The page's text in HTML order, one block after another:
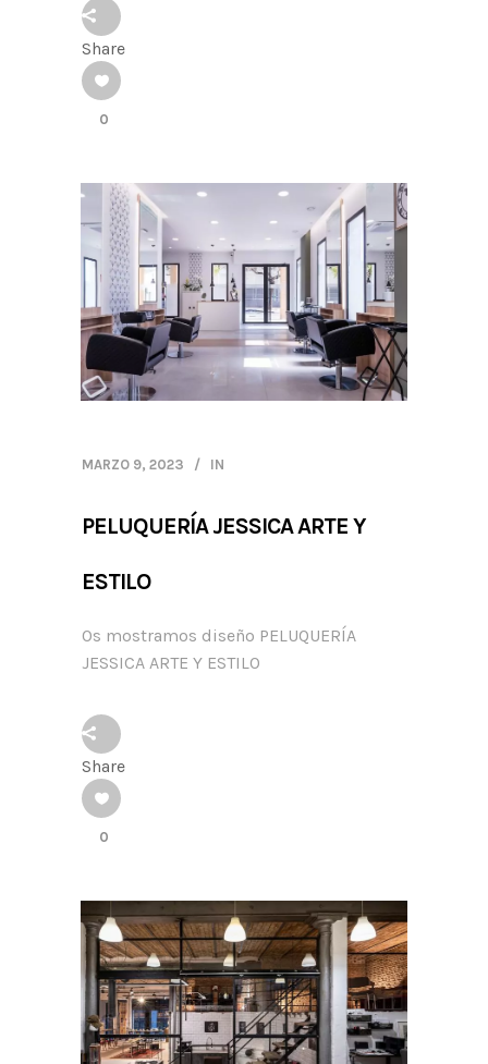
Share
0
MARZO 9, 2023 IN
PELUQUERÍA JESSICA ARTE Y
ESTILO
Os mostramos diseño PELUQUERÍA
JESSICA ARTE Y ESTILO
Share
0